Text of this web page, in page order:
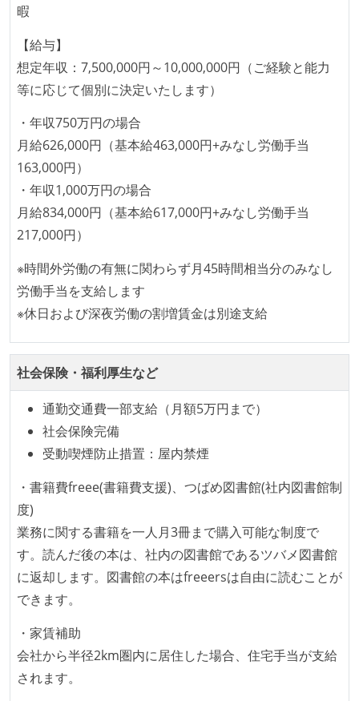
その他、現場で使われている技術
フレームワーク
react.js
redux
amazon-redshift
プロジェクト管理
jira
その他
google-cloud-platform
amazon-sqs
amazon-elb
amazon-ec2
amazon-elasticache
全体のスケジュール管理は、途中の成果を随時確認し
ながら、納期または盛り込む機能を柔軟に調整する形
で行う
プロダクトの開発言語やフレームワークなど主要な構
成技術は、基本的に最新版より1年以上ビハインドし
ていない
コード品質向上のための取り組み
本番にデプロイされるコードには、全てコードレビュ
「リファクタリングは随時行われるべき」という価値
観をメンバー全員が共有しており、日常的に実施して
いる
何らかのコーディング規約をチーム全体で遵守するよ
うにしている
提出されたコードには自動的にリグレッションテスト
が実行される環境が構築されている
テストの実施度
ほとんどのプロダクトコードに単体テストを記述、実
施している
ほとんどの機能に受け入れテストを記述、実施してい
る
機能の実装と同時にテストコードを記述している
想定される複数環境での品質チェックを義務づけてい
る
アジャイル実践状況
1ヶ月以下の短い期間でのイテレーション開発を実践
暇
【給与】
想定年収：7,500,000円～10,000,000円（ご経験と能力
等に応じて個別に決定いたします）
・年収750万円の場合
月給626,000円（基本給463,000円+みなし労働手当
163,000円）
・年収1,000万円の場合
月給834,000円（基本給617,000円+みなし労働手当
217,000円）
※時間外労働の有無に関わらず月45時間相当分のみなし
労働手当を支給します
※休日および深夜労働の割増賃金は別途支給
社会保険・福利厚生など
通勤交通費一部支給（月額5万円まで）
社会保険完備
受動喫煙防止措置：屋内禁煙
・書籍費freee(書籍費支援)、つばめ図書館(社内図書館制
度)
業務に関する書籍を一人月3冊まで購入可能な制度で
す。読んだ後の本は、社内の図書館であるツバメ図書館
に返却します。図書館の本はfreeersは自由に読むことが
できます。
・家賃補助
会社から半径2km圏内に居住した場合、住宅手当が支給
されます。